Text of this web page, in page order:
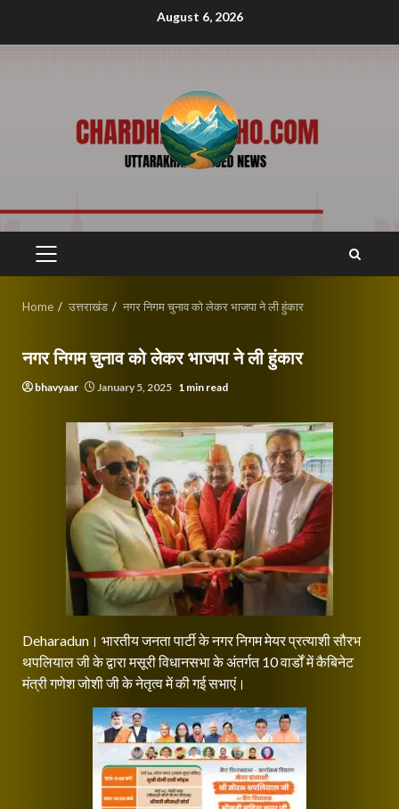
August 6, 2026
PRIMARY
Home उत्तराखंड नगर निगम चुनाव को लेकर भाजपा ने ली हुंकार
नगर निगम चुनाव को लेकर भाजपा ने ली हुंकार
bhavyaar January 5, 2025 1 min read
Deharadun। भारतीय जनता पार्टी के नगर निगम मेयर प्रत्याशी सौरभ
थपलियाल जी के द्वारा मसूरी विधानसभा के अंतर्गत 10 वार्डों में कैबिनेट
मंत्री गणेश जोशी जी के नेतृत्व में की गई सभाएं।